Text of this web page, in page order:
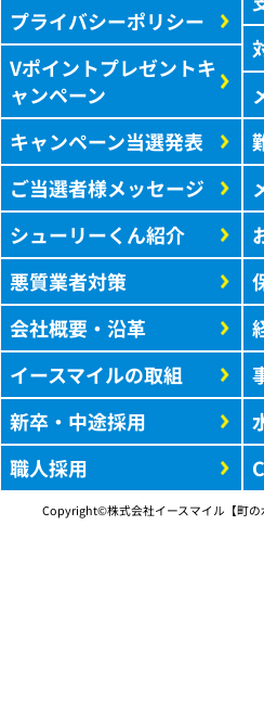
プライバシーポリシー
Vポイントプレゼントキ
ャンペーン
キャンペーン当選発表
ご当選者様メッセージ
シューリーくん紹介
悪質業者対策
会社概要・沿革
イースマイルの取組
新卒・中途採用
職人採用
Copyright©株式会社イースマイル【町